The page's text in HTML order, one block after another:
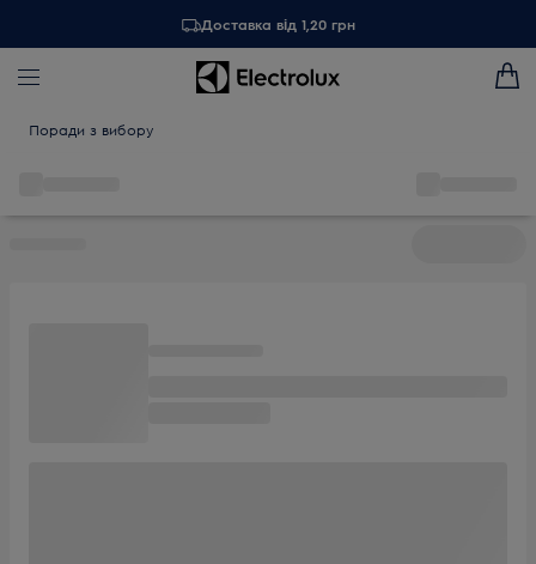
Доставка від 1,20 грн
Поради з вибору